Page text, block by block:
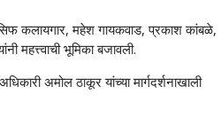
कलायगार, महेश गायकवाड, प्रकाश कांबळे,
भूमिका बजावली.
अमोल ठाकूर यांच्या मार्गदर्शनाखाली